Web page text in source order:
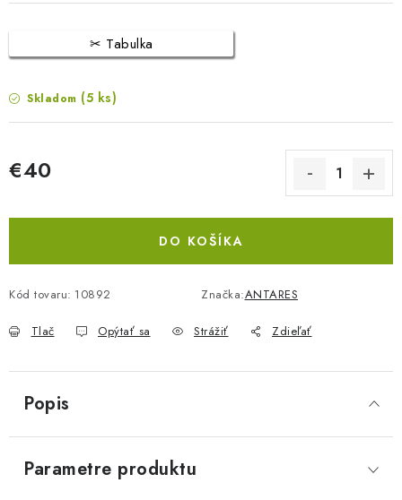
Tabulka
Skladom (5 ks)
€40
DO KOŠÍKA
Kód tovaru: 10892 Značka:ANTARES
Tlač Opýtať sa Strážiť Zdieľať
Popis
Parametre produktu